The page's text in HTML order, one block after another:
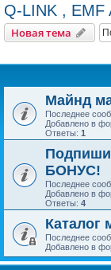
Q-LINK , EMF
Новая тема
Майнд
Последнее
Добавлено в
Ответы: 1
БОНУС!
Последнее
Добавлено в
Ответы: 4
Каталог
Последнее
Добавлено в